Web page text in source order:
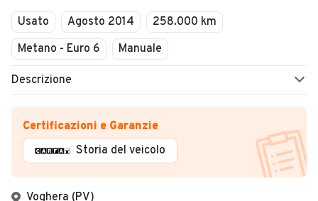
Usato Agosto 2014
258.000 km
Metano - Euro 6
Manuale
Descrizione
Certificazioni e Garanzie
Storia del veicolo
Voghera (PV)